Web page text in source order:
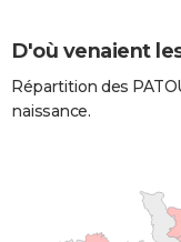
D'où venaient
Répartition des
naissance.